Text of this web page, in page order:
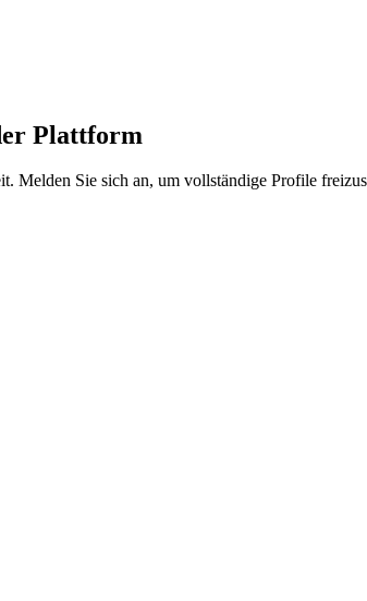
Plattform
Melden Sie sich an, um vollständige Profile